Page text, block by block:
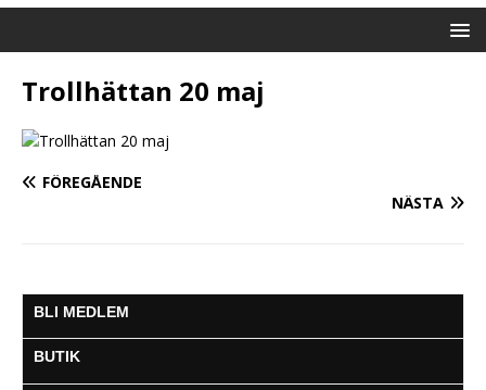
Trollhättan 20 maj
FÖREGÅENDE
NÄSTA
BLI MEDLEM
BUTIK